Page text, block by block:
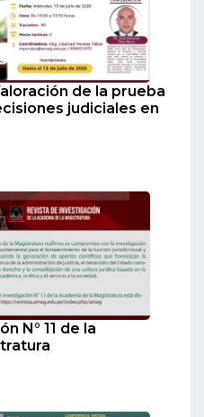
de la prueba
judiciales en
N° 11 de la